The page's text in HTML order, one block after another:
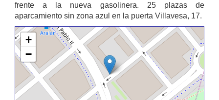
frente a la nueva gasolinera. 25 plazas de
aparcamiento sin zona azul en la puerta Villavesa, 17.
+
−